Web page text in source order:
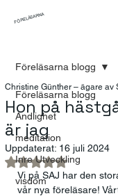
FÖRELÄSARNA
Föreläsarna blogg
Andlighet
meditation
Inre Utveckling
visdom
Föreläsarna blogg
Hon på
är jag
Christine Günther – ägare av
Uppdaterat: 16 juli 2024
Betygsatt till NaN
Vi på SAJ har den
vår nya föreläsare!